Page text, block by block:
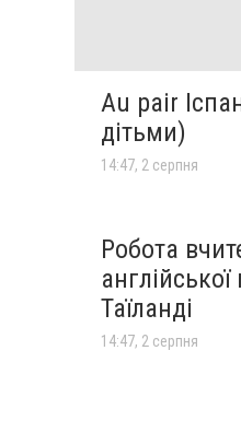
Au pair
дітьми)
14:47, 2 серпня
Робота
Таїланді
14:47, 2 серпня